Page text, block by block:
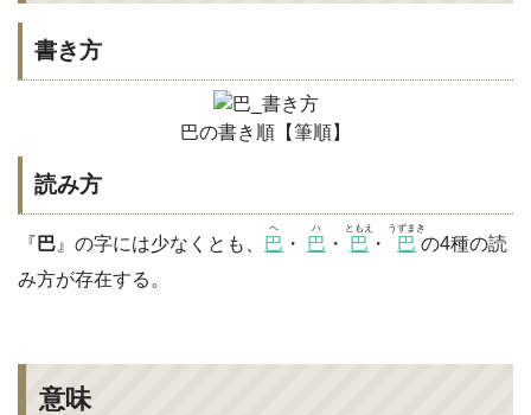
書き方
巴の書き順【筆順】
読み方
『巴』の字には少なくとも、 巴
ヘ
・ 巴
ハ
・ 巴
ともえ
・ 巴
うずまき
の4種の読
み方が存在する。
意味